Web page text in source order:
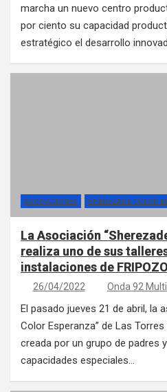
marcha un nuevo centro
por ciento su capacidad
estratégico el desarrollo
ASOCIACIONES SHEREZADE COLOR
La Asociación
realiza uno de sus
instalaciones de FRIPOZO
26/04/2022 Onda 92
El pasado jueves 21 de abril, la
Color Esperanza” de Las
creada por un grupo de padres
capacidades especiales…